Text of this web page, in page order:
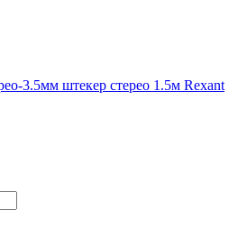
3.5мм штекер стерео 1.5м Rexant